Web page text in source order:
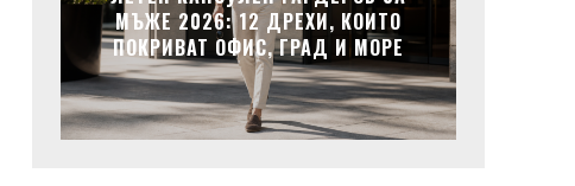
МЪЖЕ 2026: 12 ДРЕХИ, КОИТО
ПОКРИВАТ ОФИС, ГРАД И МОРЕ